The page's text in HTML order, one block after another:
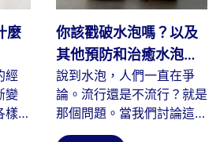
麼
經
變
的
響
你該戳破水泡嗎？以及
其他預防和治癒水泡的
技巧
說到水泡，人們一直在爭
論。流行還是不流行？就是
那個問題。當我們討論這個
問題時，到底是什麼原因導